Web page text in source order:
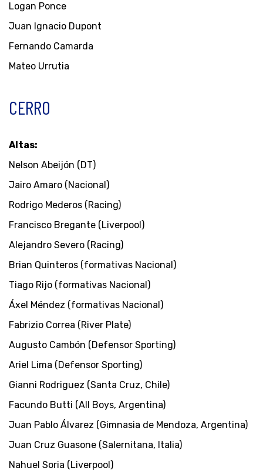
Logan Ponce
Juan Ignacio Dupont
Fernando Camarda
Mateo Urrutia
CERRO
Altas:
Nelson Abeijón (DT)
Jairo Amaro (Nacional)
Rodrigo Mederos (Racing)
Francisco Bregante (Liverpool)
Alejandro Severo (Racing)
Brian Quinteros (formativas Nacional)
Tiago Rijo (formativas Nacional)
Áxel Méndez (formativas Nacional)
Fabrizio Correa (River Plate)
Augusto Cambón (Defensor Sporting)
Ariel Lima (Defensor Sporting)
Gianni Rodriguez (Santa Cruz, Chile)
Facundo Butti (All Boys, Argentina)
Juan Pablo Álvarez (Gimnasia de Mendoza, Argentina)
Juan Cruz Guasone (Salernitana, Italia)
Nahuel Soria (Liverpool)